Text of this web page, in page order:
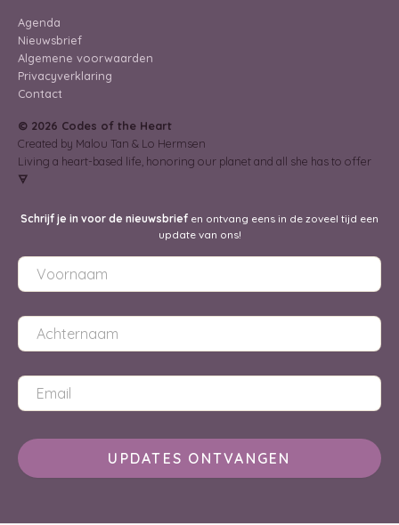
Agenda
Nieuwsbrief
Algemene voorwaarden
Privacyverklaring
Contact
© 2026 Codes of the Heart
Created by Malou Tan & Lo Hermsen
Living a heart-based life, honoring our planet and all she has to offer
🜃
Schrijf je in voor de nieuwsbrief en ontvang eens in de zoveel tijd een
update van ons!
UPDATES ONTVANGEN